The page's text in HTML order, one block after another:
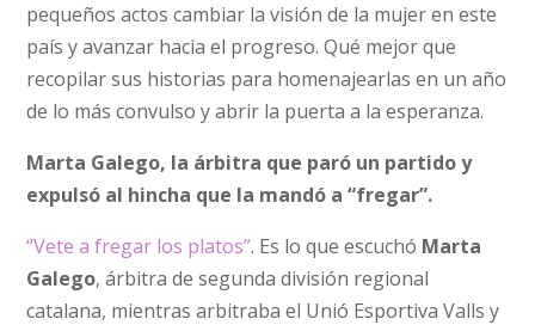
pequeños actos cambiar la visión de la mujer en este
país y avanzar hacia el progreso. Qué mejor que
recopilar sus historias para homenajearlas en un año
de lo más convulso y abrir la puerta a la esperanza.
Marta Galego, la árbitra que paró un partido y
expulsó al hincha que la mandó a “fregar”.
“Vete a fregar los platos”. Es lo que escuchó Marta
Galego, árbitra de segunda división regional
catalana, mientras arbitraba el Unió Esportiva Valls y